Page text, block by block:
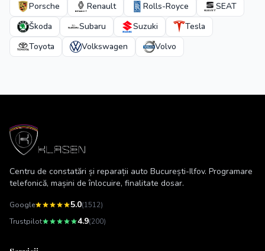
Porsche
Renault Rolls-Royce
SEAT
Škoda
Subaru Suzuki
Tesla
Toyota
Volkswagen Volvo
Centru de constatări și reparații auto București-Ilfov. Programare
telefonică, mașini de înlocuire, finalitate dosar.
Google 5.0(1512)
Trustpilot
4.9(200)